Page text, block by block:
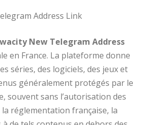
New Telegram Address
en France. La plateforme donne
séries, des logiciels, des jeux et
généralement protégés par le
souvent sans l’autorisation des
réglementation française, la